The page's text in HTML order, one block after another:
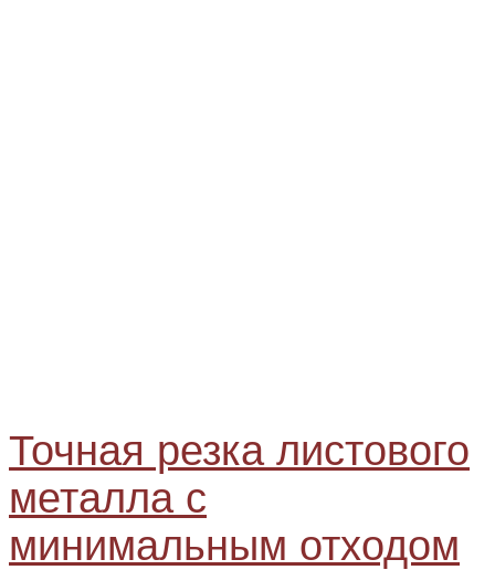
Точная резка листового
металла с
минимальным отходом